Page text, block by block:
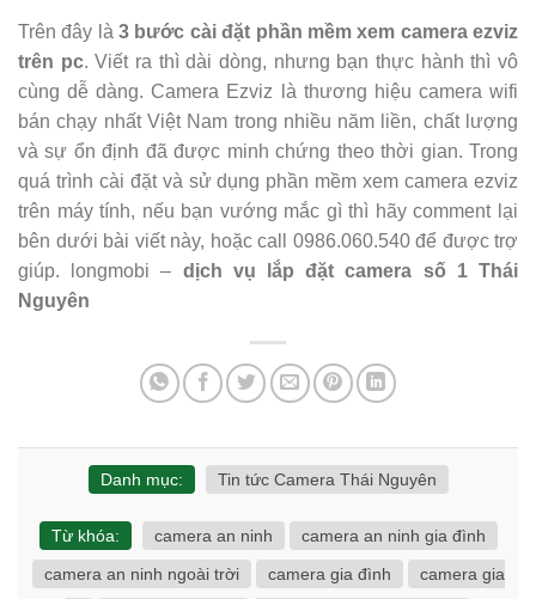
Trên đây là 3 bước cài đặt phần mềm xem camera ezviz
trên pc. Viết ra thì dài dòng, nhưng bạn thực hành thì vô
cùng dễ dàng. Camera Ezviz là thương hiệu camera wifi
bán chạy nhất Việt Nam trong nhiều năm liền, chất lượng
và sự ổn định đã được minh chứng theo thời gian. Trong
quá trình cài đặt và sử dụng phần mềm xem camera ezviz
trên máy tính, nếu bạn vướng mắc gì thì hãy comment lại
bên dưới bài viết này, hoặc call 0986.060.540 để được trợ
giúp. longmobi – dịch vụ lắp đặt camera số 1 Thái
Nguyên
Danh mục: Tin tức Camera Thái Nguyên
Từ khóa: camera an ninh
camera an ninh gia đình
camera an ninh ngoài trời
camera gia đình camera gia